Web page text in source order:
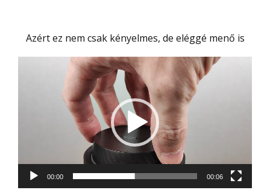
Azért ez nem csak kényelmes, de eléggé menő is
Videólejátszó
00:00 00:06